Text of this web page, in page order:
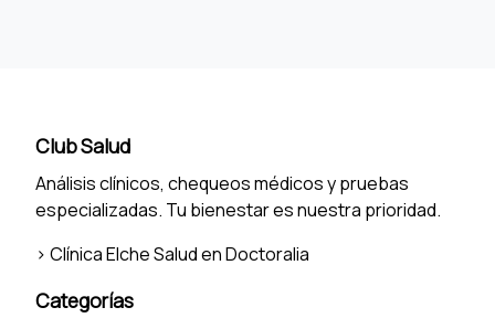
Club Salud
Análisis clínicos, chequeos médicos y pruebas
especializadas. Tu bienestar es nuestra prioridad.
> Clínica Elche Salud en Doctoralia
Categorías